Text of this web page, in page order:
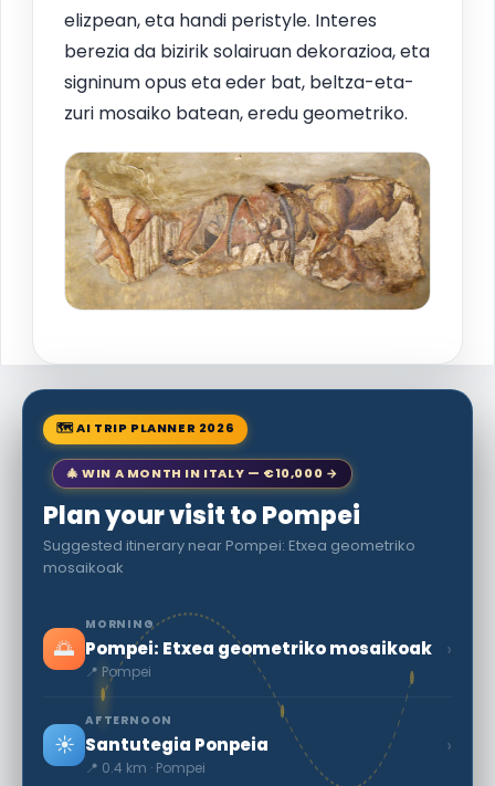
elizpean, eta handi peristyle. Interes
berezia da bizirik solairuan dekorazioa, eta
signinum opus eta eder bat, beltza-eta-
zuri mosaiko batean, eredu geometriko.
🗺 AI TRIP PLANNER 2026
🎄 WIN A MONTH IN ITALY — €10,000 →
Plan your visit to Pompei
Suggested itinerary near Pompei: Etxea geometriko
mosaikoak
🌅
MORNING
Pompei: Etxea geometriko mosaikoak
📍 Pompei
›
☀️
AFTERNOON
Santutegia Ponpeia
📍 0.4 km · Pompei
›